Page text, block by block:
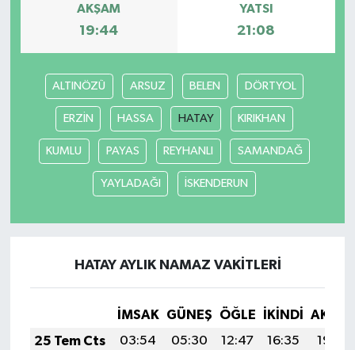
AKŞAM
19:44
YATSI
21:08
ALTINÖZÜ ARSUZ BELEN DÖRTYOL
ERZİN HASSA HATAY KIRIKHAN
KUMLU PAYAS REYHANLI SAMANDAĞ
YAYLADAĞI İSKENDERUN
HATAY AYLIK NAMAZ VAKITLERI
İMSAK GÜNEŞ ÖĞLE İKINDI
25 Tem Cts
03:54 05:30 12:47 16:35
19:54